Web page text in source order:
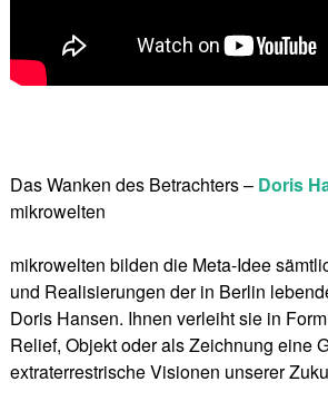
Das Wanken des Betrachters – Doris
mikrowelten
mikrowelten bilden die Meta-Idee
und Realisierungen der in Berlin
Doris Hansen. Ihnen verleiht sie in
Relief, Objekt oder als Zeichnung eine
extraterrestrische Visionen unserer